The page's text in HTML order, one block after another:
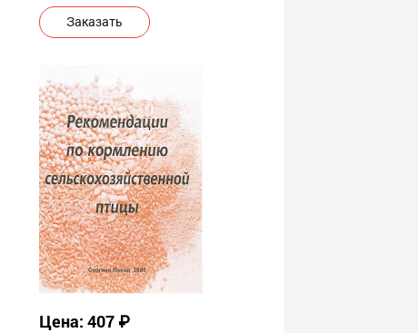
Заказать
Цена: 407 ₽